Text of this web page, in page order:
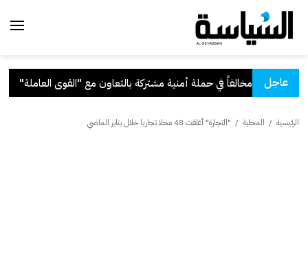
عاجلمع "القوى العاملة"
الرئيسية / المحلية / "التجارة" أغلقت 48 محلا تجاريا خلال يناير الماضي